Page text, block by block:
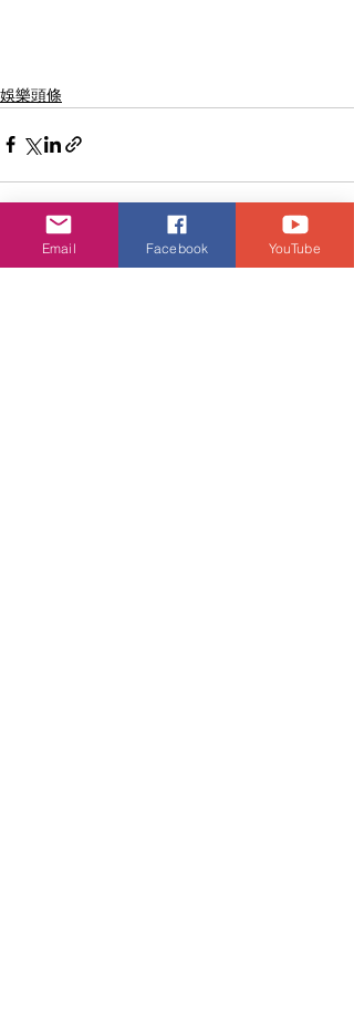
娛樂頭條
相關文章 查看全部
Email Facebook YouTube